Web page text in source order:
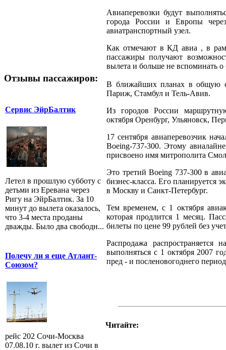
Отзывы пассажиров:
Сервис ЭйрБалтик
Летел в прошлую субботу с
детьми из Еревана через
Ригу на ЭйрБалтик. За 10
минут до вылета оказалось,
что 3-4 места проданы
дважды. Было два свободн...
Полечу ли я еще Атлант-
Союзом?
рейс 202 Сочи-Москва
07.08.10 г. вылет из Сочи в
Авиаперевозки будут
города России и Европы
авиатранспортный узел.
Как отмечают в КД авиа , в
пассажиры получают
вылета и больше не вспоминать о
В ближайших планах в общую
Париж, Стамбул и Тель-Авив.
Из городов России
октября Оренбург, Ульяновск,
17 сентября авиаперевозчик
Boeing-737-300. Этому
присвоено имя митрополита
Это третий Boeing 737-300 в
бизнес-класса. Его планируется
в Москву и Санкт-Петербург.
Тем временем, с 1 октября
которая продлится 1 месяц.
билеты по цене 99 рублей без
Распродажа
выполняться с 1 октября 2007
пред - и посленовогоднего
Читайте: